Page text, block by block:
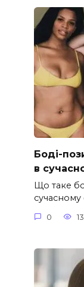
Боді-
в
Що таке
сучасному
0 13